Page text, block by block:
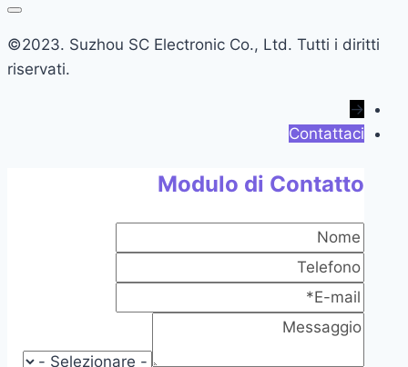
©2023. Suzhou SC Electronic Co., Ltd. Tutti i diritti
riservati.
→
Contattaci
Modulo di Contatto